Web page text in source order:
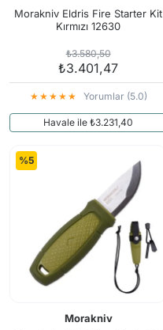
Morakniv Eldris Fire Starter Kit
Kırmızı 12630
₺3.580,50
₺3.401,47
Yorumlar (5.0)
Havale ile ₺3.231,40
%5
Morakniv